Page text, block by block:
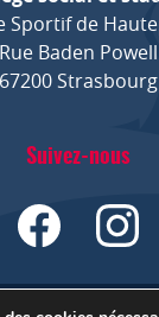
Sportif de
Rue Baden Powell
67200 Strasbourg
Suivez-nous